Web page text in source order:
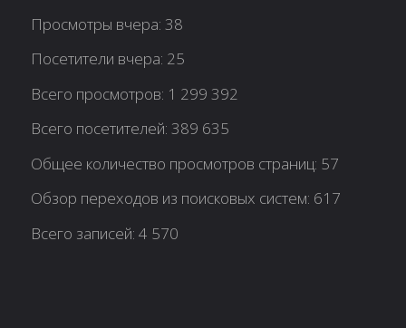
Просмотры вчера:38
Посетители вчера: 25
Всего просмотров: 1 299 392
Всего посетителей:389 635
Общее количество просмотров страниц: 57
Обзор переходов из поисковых систем: 617
Всего записей:4 570